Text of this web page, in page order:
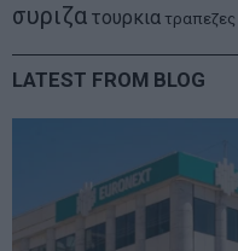
συριζα τουρκια τραπεζες
LATEST FROM BLOG